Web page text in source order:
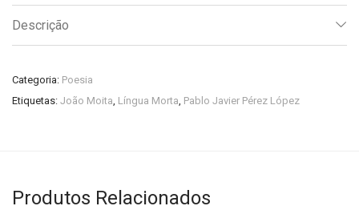
Descrição
Categoria: Poesia
Etiquetas: João Moita, Língua Morta, Pablo Javier Pérez López
Produtos Relacionados